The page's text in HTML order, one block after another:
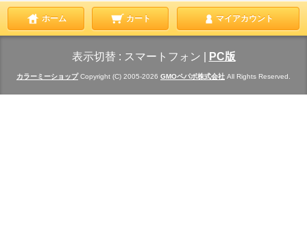
ホーム カート マイアカウント
表示切替 : スマートフォン PC版
カラーミーショップCopyright (C) 2005-2026 GMOペパボ株式会社 All Rights Reserved.